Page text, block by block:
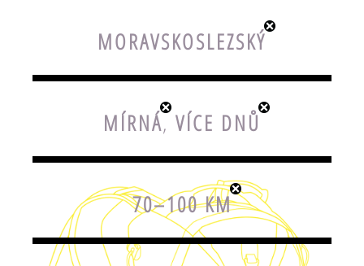
MORAVSKOSLEZSKÝ
MÍRNÁ, VÍCE DNŮ
70–100 KM